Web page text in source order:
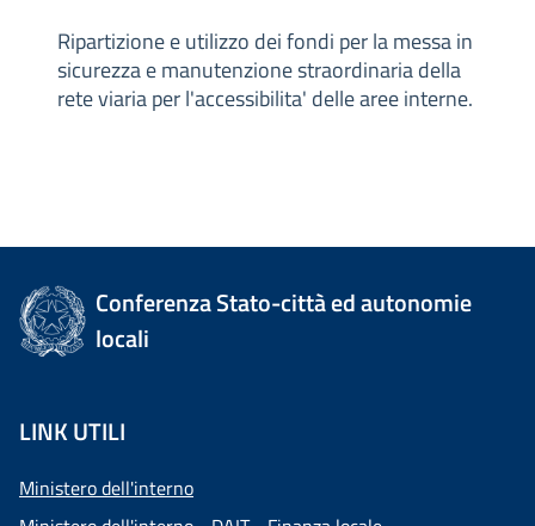
Ripartizione e utilizzo dei fondi per la messa in
sicurezza e manutenzione straordinaria della
rete viaria per l'accessibilita' delle aree interne.
Conferenza Stato-città ed autonomie
locali
LINK UTILI
Ministero dell'interno